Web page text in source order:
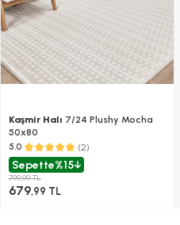
Kaşmir Halı 7/24 Plushy Mocha
50x80
5.0 (2)
Sepette%15
799,99 TL
679,99 TL